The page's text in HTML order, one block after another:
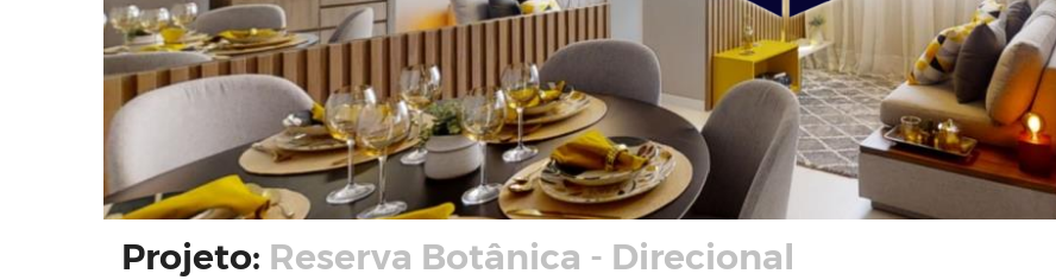
Projeto: Reserva Botânica - Direcional